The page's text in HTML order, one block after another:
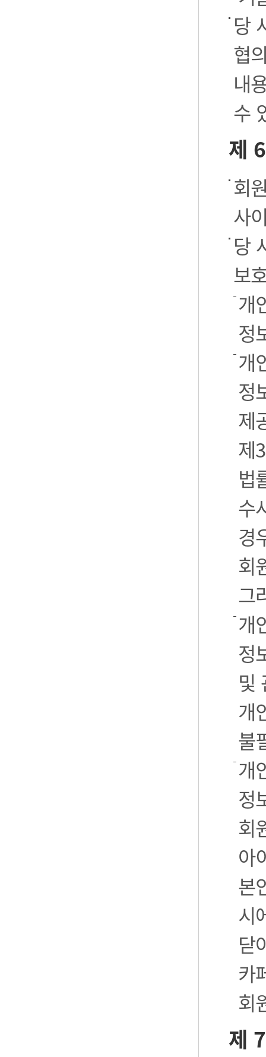
당
협
내
수
제
회
사
당
보
개
정
개
정
제
제
법
수
경
회
그
개
정
및
개
불
개
정
회
아
본
시
닫
카
회
제